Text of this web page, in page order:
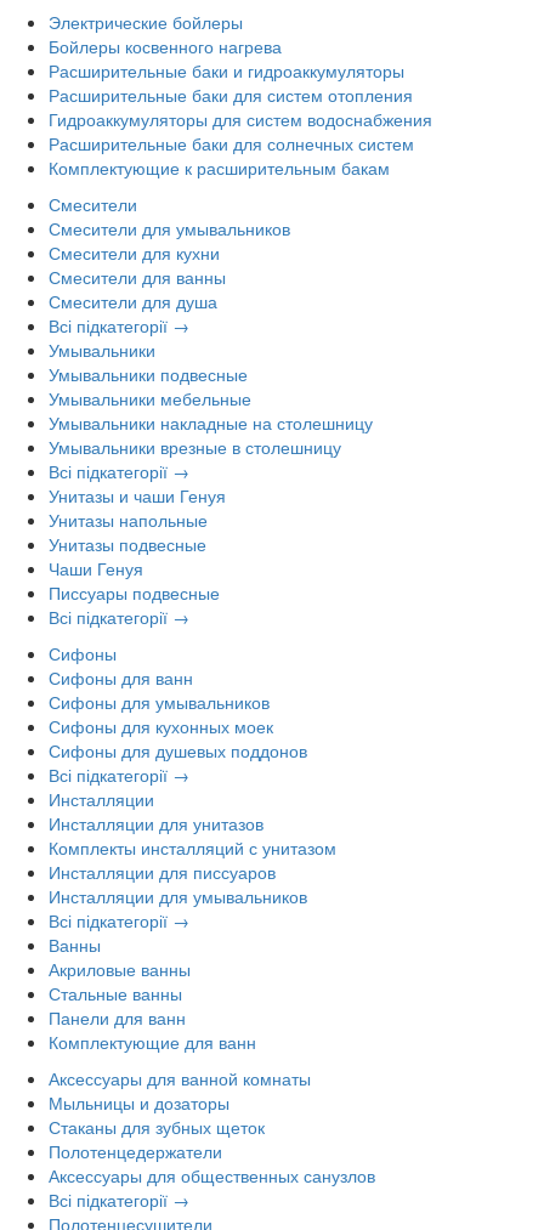
Электрические бойлеры
Бойлеры косвенного нагрева
Расширительные баки и гидроаккумуляторы
Расширительные баки для систем отопления
Гидроаккумуляторы для систем водоснабжения
Расширительные баки для солнечных систем
Комплектующие к расширительным бакам
Смесители
Смесители для умывальников
Смесители для кухни
Смесители для ванны
Смесители для душа
Всі підкатегорії →
Умывальники
Умывальники подвесные
Умывальники мебельные
Умывальники накладные на столешницу
Умывальники врезные в столешницу
Всі підкатегорії →
Унитазы и чаши Генуя
Унитазы напольные
Унитазы подвесные
Чаши Генуя
Писсуары подвесные
Всі підкатегорії →
Сифоны
Сифоны для ванн
Сифоны для умывальников
Сифоны для кухонных моек
Сифоны для душевых поддонов
Всі підкатегорії →
Инсталляции
Инсталляции для унитазов
Комплекты инсталляций с унитазом
Инсталляции для писсуаров
Инсталляции для умывальников
Всі підкатегорії →
Ванны
Акриловые ванны
Стальные ванны
Панели для ванн
Комплектующие для ванн
Аксессуары для ванной комнаты
Мыльницы и дозаторы
Стаканы для зубных щеток
Полотенцедержатели
Аксессуары для общественных санузлов
Всі підкатегорії →
Полотенцесушители